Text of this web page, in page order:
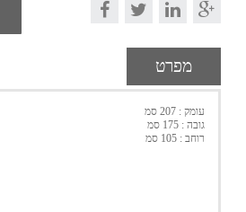
מפרט
עומק : 207 סמ
גובה : 175 סמ
רוחב : 105 סמ